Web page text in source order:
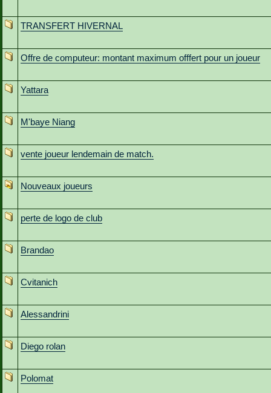
TRANSFERT HIVERNAL
Offre de computeur: montant maximum offfert pour un joueur
Yattara
M'baye Niang
vente joueur lendemain de match.
Nouveaux joueurs
perte de logo de club
Brandao
Cvitanich
Alessandrini
Diego rolan
Polomat